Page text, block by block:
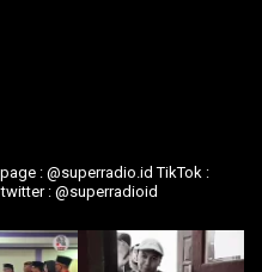
: @superradio.id TikTok :
twitter : @superradioid